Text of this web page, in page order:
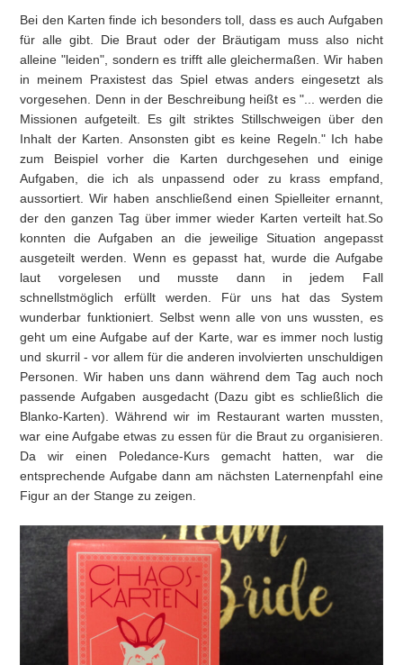
Bei den Karten finde ich besonders toll, dass es auch Aufgaben
für alle gibt. Die Braut oder der Bräutigam muss also nicht
alleine "leiden", sondern es trifft alle gleichermaßen. Wir haben
in meinem Praxistest das Spiel etwas anders eingesetzt als
vorgesehen. Denn in der Beschreibung heißt es "... werden die
Missionen aufgeteilt. Es gilt striktes Stillschweigen über den
Inhalt der Karten. Ansonsten gibt es keine Regeln." Ich habe
zum Beispiel vorher die Karten durchgesehen und einige
Aufgaben, die ich als unpassend oder zu krass empfand,
aussortiert. Wir haben anschließend einen Spielleiter ernannt,
der den ganzen Tag über immer wieder Karten verteilt hat.So
konnten die Aufgaben an die jeweilige Situation angepasst
ausgeteilt werden. Wenn es gepasst hat, wurde die Aufgabe
laut vorgelesen und musste dann in jedem Fall
schnellstmöglich erfüllt werden. Für uns hat das System
wunderbar funktioniert. Selbst wenn alle von uns wussten, es
geht um eine Aufgabe auf der Karte, war es immer noch lustig
und skurril - vor allem für die anderen involvierten unschuldigen
Personen. Wir haben uns dann während dem Tag auch noch
passende Aufgaben ausgedacht (Dazu gibt es schließlich die
Blanko-Karten). Während wir im Restaurant warten mussten,
war eine Aufgabe etwas zu essen für die Braut zu organisieren.
Da wir einen Poledance-Kurs gemacht hatten, war die
entsprechende Aufgabe dann am nächsten Laternenpfahl eine
Figur an der Stange zu zeigen.